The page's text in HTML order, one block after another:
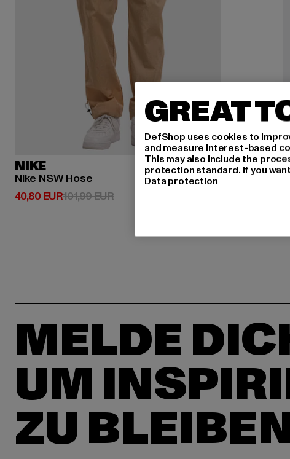
NIKE
Nike NSW Hose
40,80 EUR
Derzeitiger Preis: 40,80 EUR
101,99 EURAktionspreis: 101,99 EUR
MELDE
UM
ZU
GREAT
DefShop uses cookies to
and measure interest-based
This may also include the
protection standard. If you
Data protection